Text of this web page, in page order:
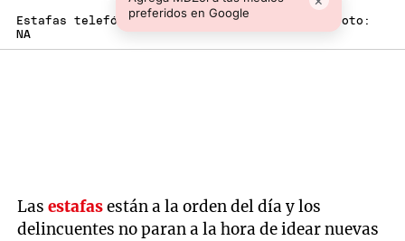
preferidos en Google
Estafas telefónicas a clínicas veterinarias Foto:
NA
Las estafasestán a la orden del día y los
delincuentes no paran a la hora de idear nuevas